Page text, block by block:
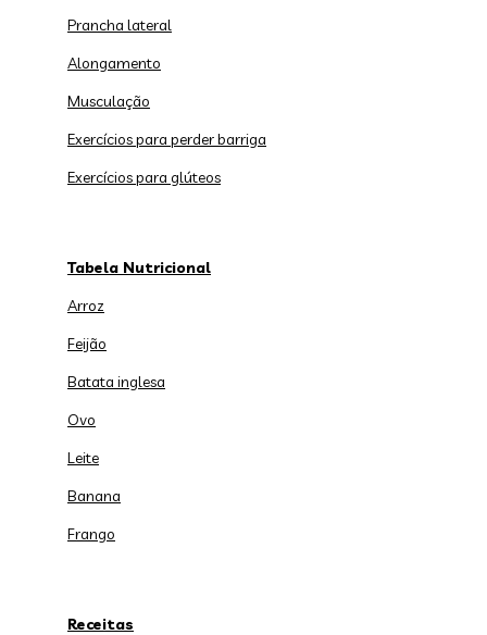
Prancha lateral
Alongamento
Musculação
Exercícios para perder barriga
Exercícios para glúteos
Tabela Nutricional
Arroz
Feijão
Batata inglesa
Ovo
Leite
Banana
Frango
Receitas